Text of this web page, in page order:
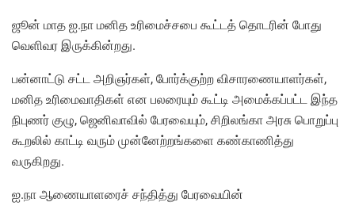
ஜூன் மாத ஐ.நா மனித உரிமைச்சபை கூட்டத் தொடரின் போது
வெளிவர இருக்கின்றது.
பன்னாட்டு சட்ட அறிஞர்கள், போர்க்குற்ற விசாரணையாளர்கள்,
மனித உரிமைவாதிகள் என பலரையும் கூட்டி அமைக்கப்பட்ட இந்த
நிபுணர் குழு, ஜெனிவாவில் பேரவையும், சிறிலங்கா அரசு பொறுப்பு
கூறலில் காட்டி வரும் முன்னேற்றங்களை கண்காணித்து
வருகிறது.
ஐ.நா ஆணையாளரைச் சந்தித்து பேரவையின்